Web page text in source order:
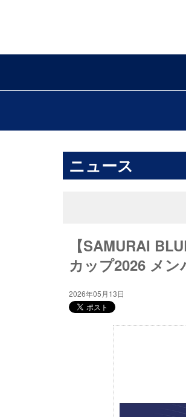
ニュース
【SAMURAI
カップ2026 メ
2026年05月13日